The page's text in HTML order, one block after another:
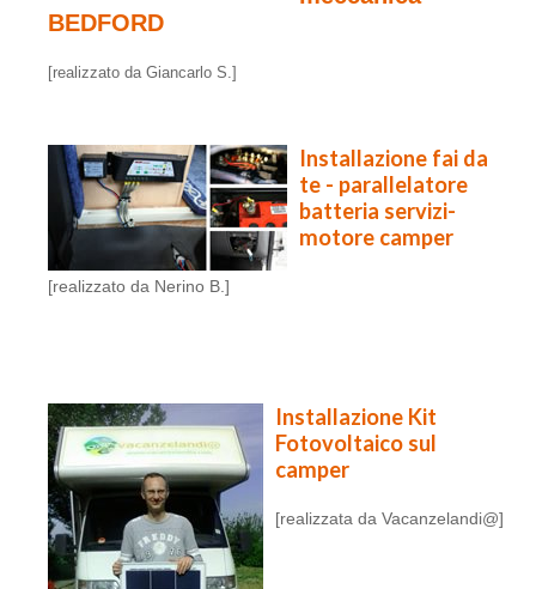
BEDFORD
[realizzato da Giancarlo S.]
Installazione fai da
te - parallelatore
batteria servizi-
motore camper
[realizzato da Nerino B.]
Installazione Kit
Fotovoltaico sul
camper
[realizzata da Vacanzelandi@]